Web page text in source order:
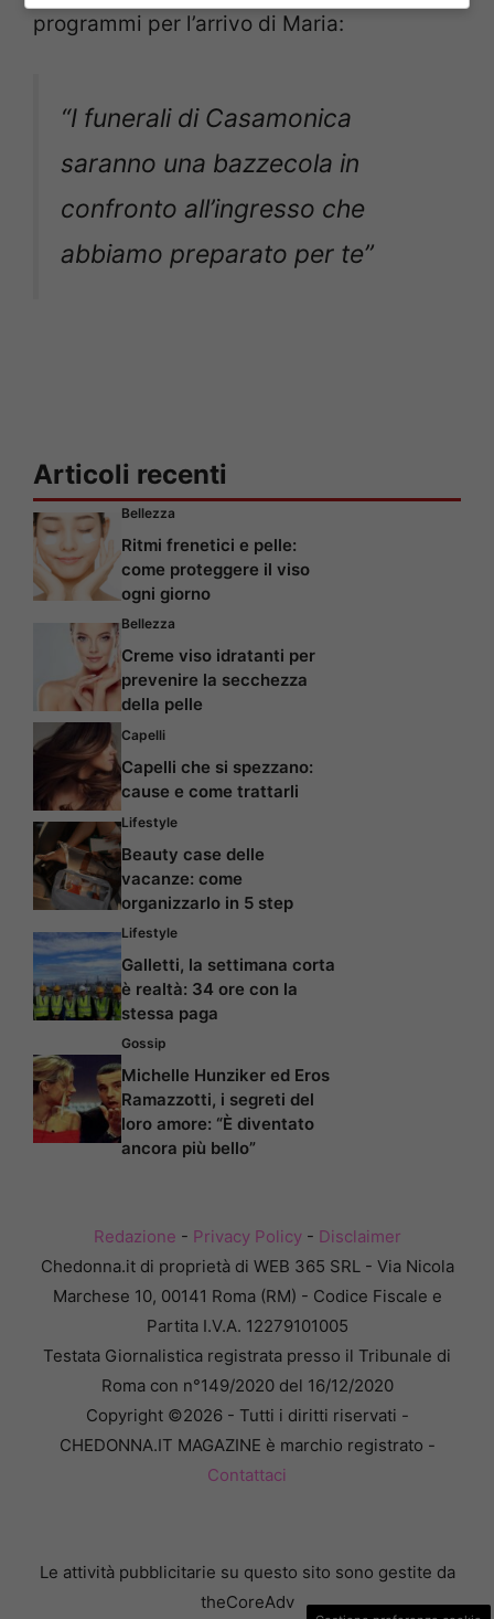
programmi per l’arrivo di Maria:
“I funerali di Casamonica
saranno una bazzecola in
confronto all’ingresso che
abbiamo preparato per te”
Articoli recenti
Bellezza
Ritmi frenetici e pelle:
come proteggere il viso
ogni giorno
Bellezza
Creme viso idratanti per
prevenire la secchezza
della pelle
Capelli
Capelli che si spezzano:
cause e come trattarli
Lifestyle
Beauty case delle
vacanze: come
organizzarlo in 5 step
Lifestyle
Galletti, la settimana corta
è realtà: 34 ore con la
stessa paga
Gossip
Michelle Hunziker ed Eros
Ramazzotti, i segreti del
loro amore: “È diventato
ancora più bello”
Redazione - Privacy Policy- Disclaimer
Chedonna.it di proprietà di WEB 365 SRL - Via Nicola
Marchese 10, 00141 Roma (RM) - Codice Fiscale e
Partita I.V.A. 12279101005
Testata Giornalistica registrata presso il Tribunale di
Roma con n°149/2020 del 16/12/2020
Copyright ©2026 - Tutti i diritti riservati -
CHEDONNA.IT MAGAZINE è marchio registrato -
Contattaci
Le attività pubblicitarie su questo sito sono gestite da
theCoreAdv